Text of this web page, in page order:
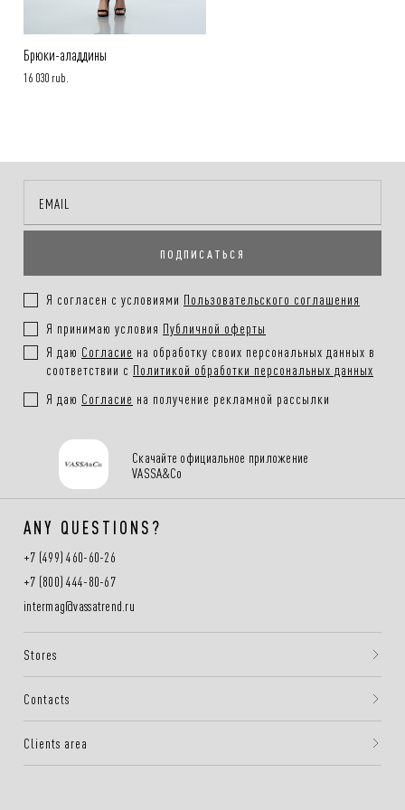
Брюки-аладдины
16 030 rub.
ПОДПИСАТЬСЯ
Я согласен с условиями Пользовательского соглашения
Я принимаю условия Публичной оферты
Я даю Согласие на обработку своих персональных данных в
соответствии с Политикой обработки персональных данных
Я даю Согласие на получение рекламной рассылки
Скачайте официальное приложение
VASSA&Co
ANY QUESTIONS?
+7 (499) 460-60-26
+7 (800) 444-80-67
intermag@vassatrend.ru
Stores
Contacts
Clients area